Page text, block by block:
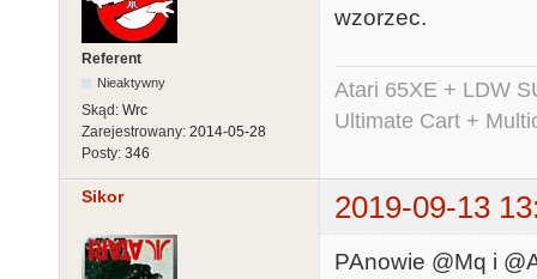
Referent
Nieaktywny
Skąd: Wrc
Zarejestrowany: 2014-05-28
Posty: 346
wzorzec.
Atari 65XE + LDW
Ultimate Cart +
Sikor 2019-09-13
PAnowie @Mq i